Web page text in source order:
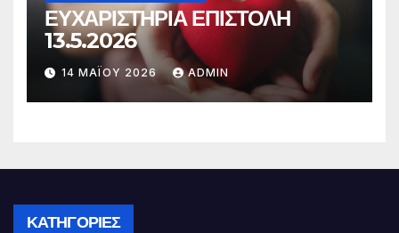
ΕΥΧΑΡΙΣΤΗΡΙΑ ΕΠΙΣΤΟΛΗ
13.5.2026
14 ΜΑΪ́ΟΥ 2026 ADMIN
ΚΑΤΗΓΟΡΊΕΣ